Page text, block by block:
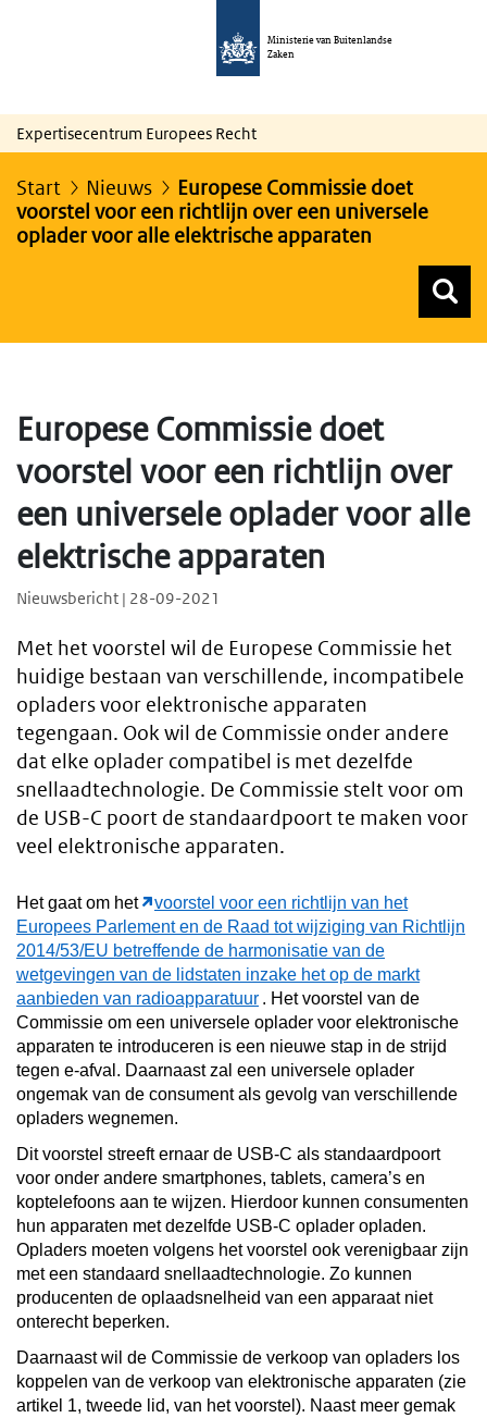
Ministerie van Buitenlandse
Zaken
Expertisecentrum Europees Recht
Start Nieuws
Europese Commissie doet
voorstel voor een richtlijn over een universele
oplader voor alle elektrische apparaten
Europese Commissie doet
voorstel voor een richtlijn over
een universele oplader voor alle
elektrische apparaten
Nieuwsbericht | 28-09-2021
Met het voorstel wil de Europese Commissie het
huidige bestaan van verschillende, incompatibele
opladers voor elektronische apparaten
tegengaan. Ook wil de Commissie onder andere
dat elke oplader compatibel is met dezelfde
snellaadtechnologie. De Commissie stelt voor om
de USB-C poort de standaardpoort te maken voor
veel elektronische apparaten.
Het gaat om het
voorstel voor een richtlijn van het
Europees Parlement en de Raad tot wijziging van Richtlijn
2014/53/EU betreffende de harmonisatie van de
wetgevingen van de lidstaten inzake het op de markt
aanbieden van radioapparatuur . Het voorstel van de
Commissie om een universele oplader voor elektronische
apparaten te introduceren is een nieuwe stap in de strijd
tegen e-afval. Daarnaast zal een universele oplader
ongemak van de consument als gevolg van verschillende
opladers wegnemen.
Dit voorstel streeft ernaar de USB-C als standaardpoort
voor onder andere smartphones, tablets, camera’s en
koptelefoons aan te wijzen. Hierdoor kunnen consumenten
hun apparaten met dezelfde USB-C oplader opladen.
Opladers moeten volgens het voorstel ook verenigbaar zijn
met een standaard snellaadtechnologie. Zo kunnen
producenten de oplaadsnelheid van een apparaat niet
onterecht beperken.
Daarnaast wil de Commissie de verkoop van opladers los
koppelen van de verkoop van elektronische apparaten (zie
artikel 1, tweede lid, van het voorstel). Naast meer gemak